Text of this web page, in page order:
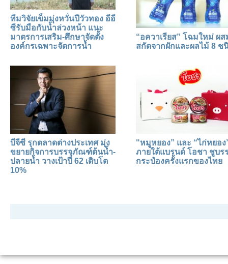
ทีมวิจัยเข็มมุ่งหวั่นปีวัวทอง อีอี
ซีรับมือกับน้ำล่วงหน้า แนะ
มาตรการเสริม-ศึกษาจัดตั้ง
องค์กรเฉพาะจัดการน้ำ
บีจีซี รุกตลาดต่างประเทศ มุ่ง
ขยายกิจการบรรจุภัณฑ์ต้นน้ำ-
ปลายน้ำ วางเป้าปี 62 เติบโต
10%
“อควาเรียส” โฉมใหม่ ผ
สกัดจากผักและผลไม้ 8 ช
"หมูหยอง” และ “ไก่หยอง
ภายใต้แบรนด์ โอชา ชูบร
กระป๋องครั้งแรกของไทย